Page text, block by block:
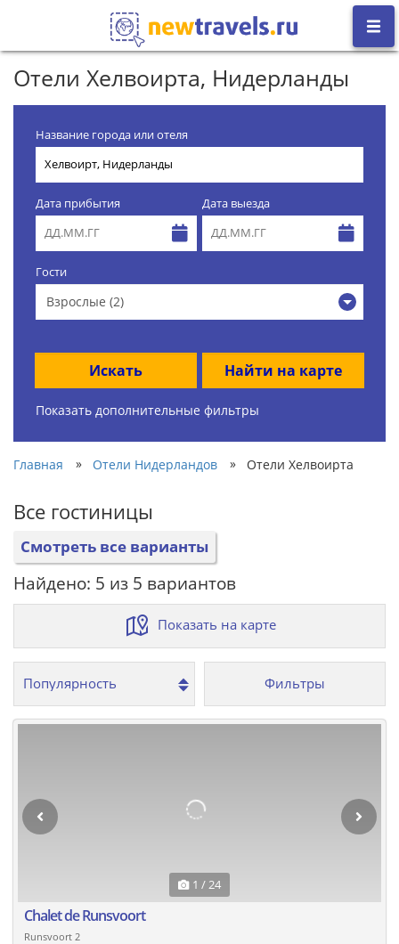
Отели Хелвоирта, Нидерланды
Название города или отеля
Дата прибытия Дата выезда
Гости
Взрослые (2)
Искать Найти на карте
Показать дополнительные фильтры
Главная » Отели Нидерландов » Отели Хелвоирта
Все гостиницы
Смотреть все варианты
Найдено: 5 из 5 вариантов
Показать на карте
Фильтры
1 / 24
Chalet de Runsvoort
Runsvoort 2